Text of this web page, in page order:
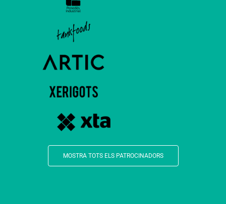
MOSTRA TOTS ELS PATROCINADORS